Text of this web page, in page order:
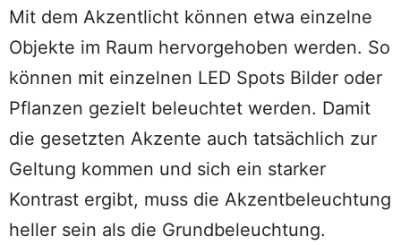
Mit dem Akzentlicht können etwa einzelne
Objekte im Raum hervorgehoben werden. So
können mit einzelnen LED Spots Bilder oder
Pflanzen gezielt beleuchtet werden. Damit
die gesetzten Akzente auch tatsächlich zur
Geltung kommen und sich ein starker
Kontrast ergibt, muss die Akzentbeleuchtung
heller sein als die Grundbeleuchtung.